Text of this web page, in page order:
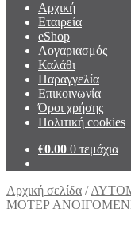
Αρχική
Εταιρεία
eShop
Λογαριασμός
Καλάθι
Παραγγελία
Επικοινωνία
Όροι χρήσης
Πολιτική cookies
€0.00 0 τεμάχια
Αρχική σελίδα /
ΜΟΤΕΡ